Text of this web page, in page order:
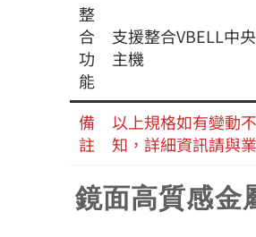
整
合
功
能
支援整合VBELL中
主機
備
註
以上規格如有變動
知，詳細資訊請與
鏡面高質感金